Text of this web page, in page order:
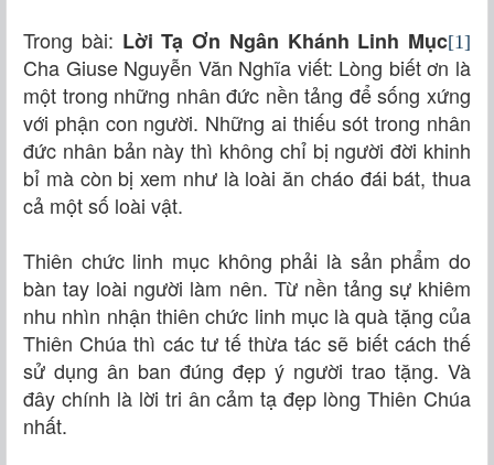
Trong bài: Lời Tạ Ơn Ngân Khánh Linh Mục[1]
Cha Giuse Nguyễn Văn Nghĩa viết: Lòng biết ơn là
một trong những nhân đức nền tảng để sống xứng
với phận con người. Những ai thiếu sót trong nhân
đức nhân bản này thì không chỉ bị người đời khinh
bỉ mà còn bị xem như là loài ăn cháo đái bát, thua
cả một số loài vật.
Thiên chức linh mục không phải là sản phẩm do
bàn tay loài người làm nên. Từ nền tảng sự khiêm
nhu nhìn nhận thiên chức linh mục là quà tặng của
Thiên Chúa thì các tư tế thừa tác sẽ biết cách thế
sử dụng ân ban đúng đẹp ý người trao tặng. Và
đây chính là lời tri ân cảm tạ đẹp lòng Thiên Chúa
nhất.